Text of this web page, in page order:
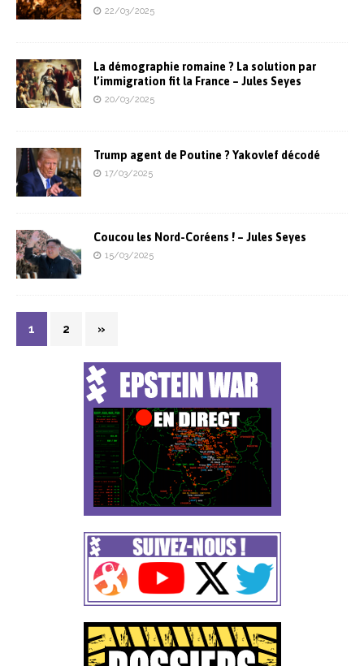
22/03/2025
La démographie romaine ? La solution par
l’immigration fit la France – Jules Seyes
20/03/2025
Trump agent de Poutine ? Yakovlef décodé
17/03/2025
Coucou les Nord-Coréens ! – Jules Seyes
15/03/2025
1 2 »